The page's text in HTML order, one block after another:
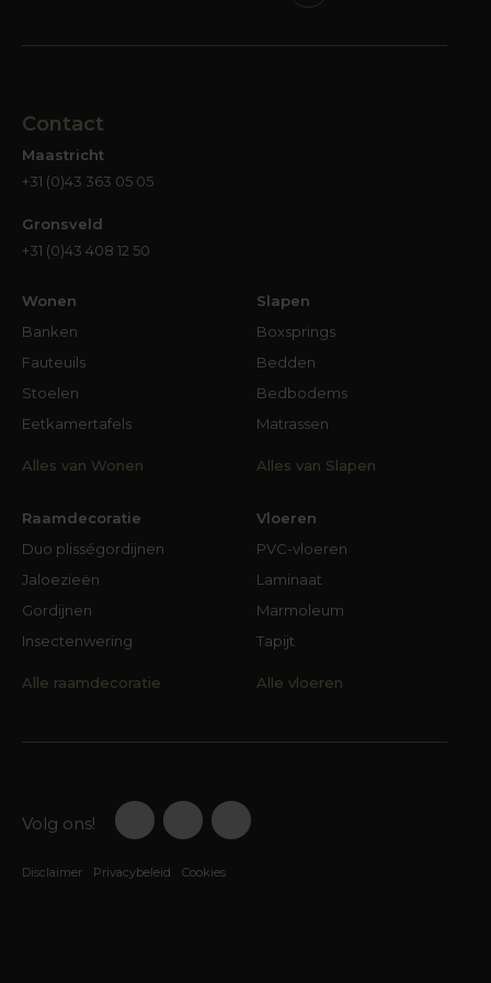
Contact
Maastricht
+31 (0)43 363 05 05
Gronsveld
+31 (0)43 408 12 50
Wonen
Banken
Fauteuils
Stoelen
Eetkamertafels
Alles van Wonen
Slapen
Boxsprings
Bedden
Bedbodems
Matrassen
Alles van Slapen
Raamdecoratie
Duo plisségordijnen
Jaloezieën
Gordijnen
Insectenwering
Alle raamdecoratie
Vloeren
PVC-vloeren
Laminaat
Marmoleum
Tapijt
Alle vloeren
Volg ons!
Disclaimer Privacybeleid Cookies